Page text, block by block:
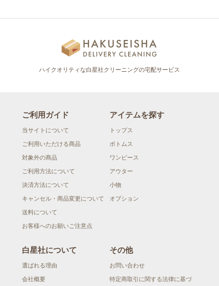
ハイクオリティな白星社クリーニングの宅配サービス
ご利用ガイド
当サイトについて
ご利用いただける商品
対象外の商品
ご利用方法について
決済方法について
キャンセル・商品変更について
送料について
お客様へのお願いご注意点
アイテムを探す
トップス
ボトムス
ワンピース
アウター
小物
オプション
白星社について
選ばれる理由
会社概要
その他
お問い合わせ
特定商取引に関する法律に基づ